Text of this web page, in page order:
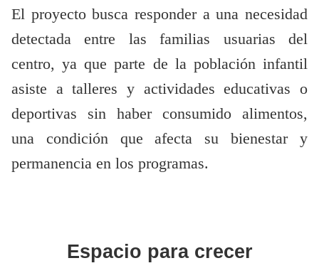
El proyecto busca responder a una necesidad
detectada entre las familias usuarias del
centro, ya que parte de la población infantil
asiste a talleres y actividades educativas o
deportivas sin haber consumido alimentos,
una condición que afecta su bienestar y
permanencia en los programas.
Espacio para crecer